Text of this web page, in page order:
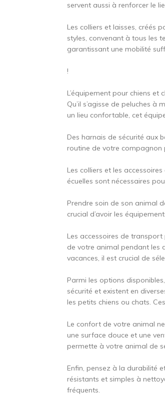
servent aussi à renforcer le
Les colliers et laisses, créés
styles, convenant à tous les
garantissant une mobilité
!
L’équipement pour chiens
Qu’il s’agisse de peluches
un lieu confortable, cet
Des harnais de sécurité aux
routine de votre compagnon
Les colliers et les
écuelles sont nécessaires
Prendre soin de son animal
crucial d’avoir les
Les accessoires de
de votre animal pendant les
vacances, il est crucial de
Parmi les options
sécurité et existent en
les petits chiens ou chats.
Le confort de votre animal
une surface douce et une
permette à votre animal de
Enfin, pensez à la durabilité
résistants et simples à
fréquents.